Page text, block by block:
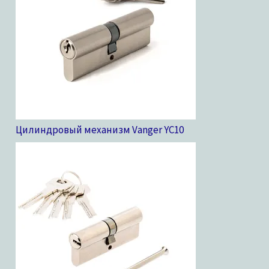
Цилиндровый механизм Vanger YC10